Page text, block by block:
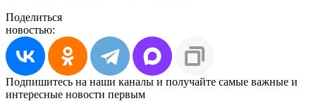
Поделиться
новостью:
Подпишитесь на наши каналы и получайте самые важные и
интересные новости первым